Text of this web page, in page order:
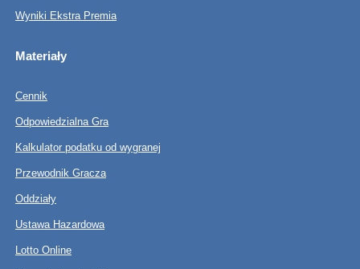
Wyniki Ekstra Premia
Materiały
Cennik
Odpowiedzialna Gra
Kalkulator podatku od wygranej
Przewodnik Gracza
Oddziały
Ustawa Hazardowa
Lotto Online